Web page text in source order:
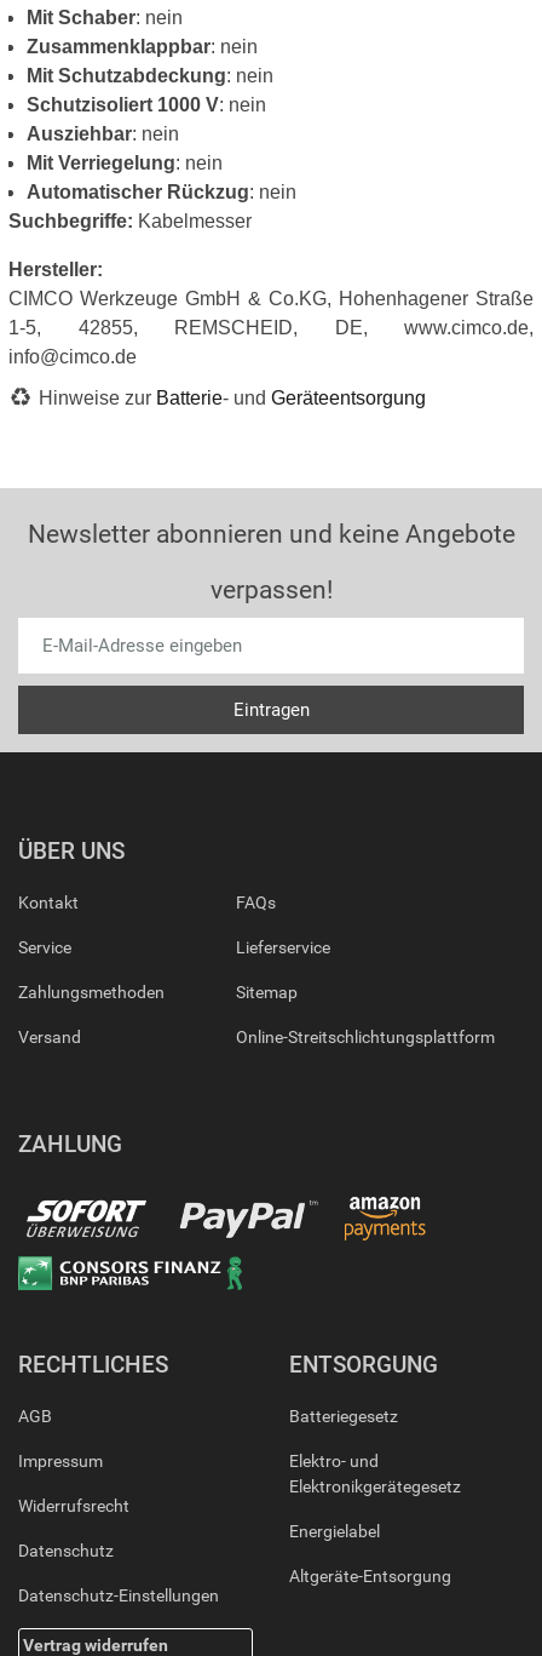
Mit Schaber: nein
Zusammenklappbar: nein
Mit Schutzabdeckung: nein
Schutzisoliert 1000 V: nein
Ausziehbar: nein
Mit Verriegelung: nein
Automatischer Rückzug: nein
Suchbegriffe: Kabelmesser
Hersteller:
CIMCO Werkzeuge GmbH & Co.KG, Hohenhagener Straße
1-5, 42855, REMSCHEID, DE, www.cimco.de,
info@cimco.de
Hinweise zur Batterie- und Geräteentsorgung
Newsletter abonnieren und keine Angebote
verpassen!
ÜBER UNS
Kontakt
Service
Zahlungsmethoden
Versand
FAQs
Lieferservice
Sitemap
Online-Streitschlichtungsplattform
ZAHLUNG
RECHTLICHES
AGB
Impressum
Widerrufsrecht
Datenschutz
Datenschutz-Einstellungen
Vertrag widerrufen
ENTSORGUNG
Batteriegesetz
Elektro- und
Elektronikgerätegesetz
Energielabel
Altgeräte-Entsorgung